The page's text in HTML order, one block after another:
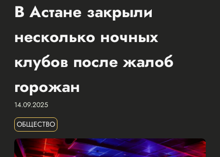
В Астане закрыли
несколько ночных
клубов после жалоб
горожан
14.09.2025
ОБЩЕСТВО